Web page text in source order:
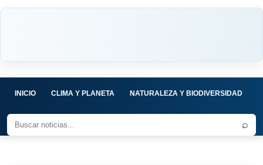
INICIO CLIMA Y PLANETA NATURALEZA Y BIODIVERSIDAD
⌕